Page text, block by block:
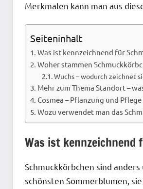
Merkmalen kann man aus
Seiteninhalt
Was ist kennzeichnend für
Woher stammen
Wuchs – wodurch zeichnet
Mehr zum Thema Standort –
Cosmea – Pflanzung und Pflege
Wozu verwendet man das
Was ist kennzeichnend
Schmuckkörbchen sind
schönsten Sommerblumen,